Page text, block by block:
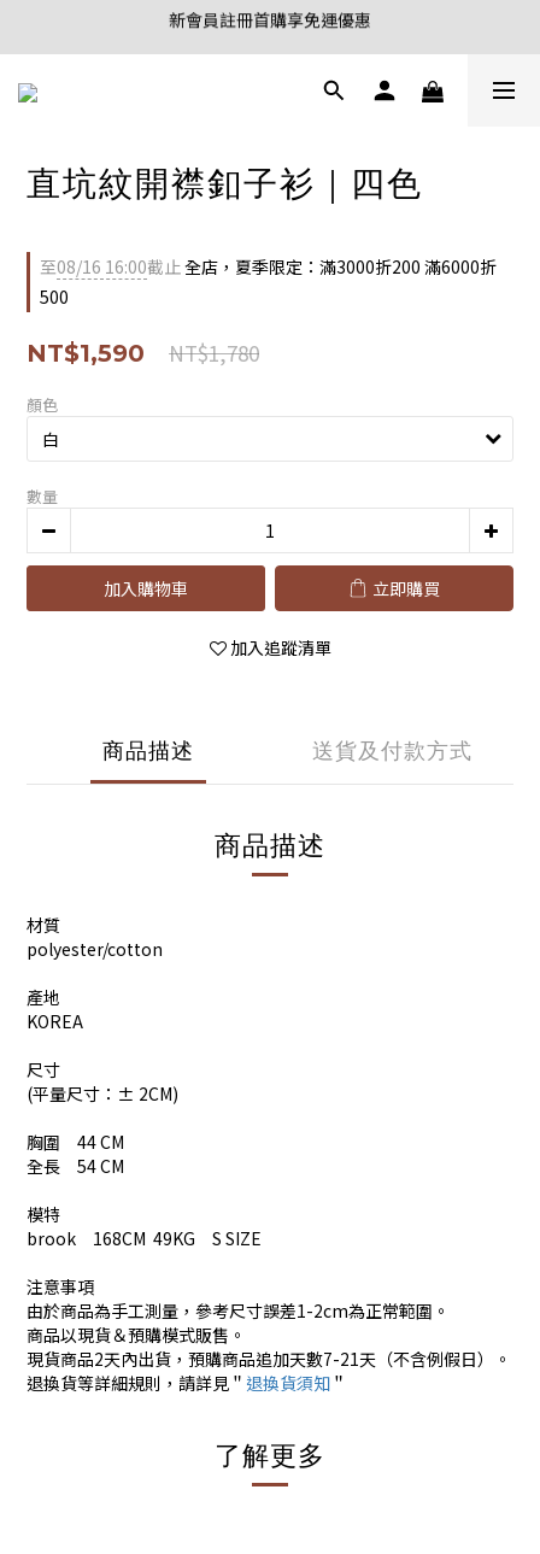
新會員註冊首購享95折優惠
新會員註冊首購享免運優惠
直坑紋開襟釦子衫｜四色
至08/16 16:00截止全店，夏季限定：滿3000折200 滿6000折
500
NT$1,590 NT$1,780
顏色
數量
加入購物車 立即購買
加入追蹤清單
商品描述 送貨及付款方式
商品描述
材質
polyester/cotton
產地
KOREA
尺寸
(平量尺寸：± 2CM)
胸圍 44 CM
全長 54 CM
模特
brook 168CM 49KG S SIZE
注意事項
由於商品為手工測量，參考尺寸誤差1-2cm為正常範圍。
商品以現貨＆預購模式販售。
現貨商品2天內出貨，預購商品追加天數7-21天（不含例假日）。
退換貨等詳細規則，請詳見＂ 退換貨須知 ＂
了解更多